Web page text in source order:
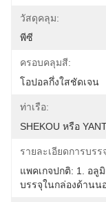
วัสดุคลุม:
พีซี
ครอบคลุมสี:
โอปอลกึ่งใสชัดเจน
ท่าเรือ:
SHEKOU หรือ
รายละเอียดการบรร
แพคเกจปกติ: 1. อลู
บรรจุในกล่องด้านน